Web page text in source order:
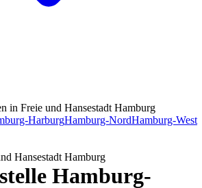
in Freie und Hansestadt Hamburg
HarburgHamburg-NordHamburg-West
Hansestadt Hamburg
Hamburg-